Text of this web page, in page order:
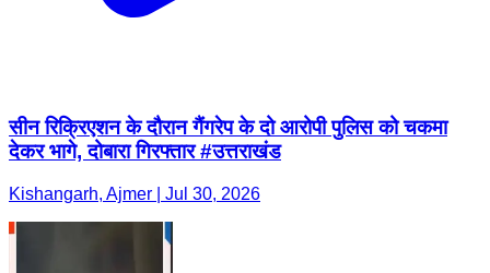
सीन रिक्रिएशन के दौरान गैंगरेप के दो आरोपी पुलिस को चकमा
देकर भागे, दोबारा गिरफ्तार #उत्तराखंड
Kishangarh, Ajmer | Jul 30, 2026